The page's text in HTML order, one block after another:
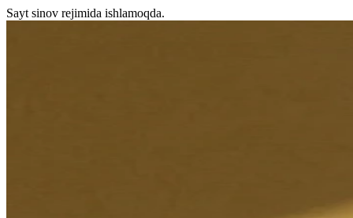
Sayt sinov rejimida ishlamoqda.